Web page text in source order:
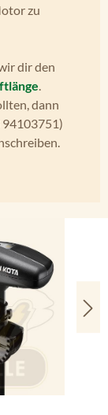
zu
dir den
.
dann
94103751)